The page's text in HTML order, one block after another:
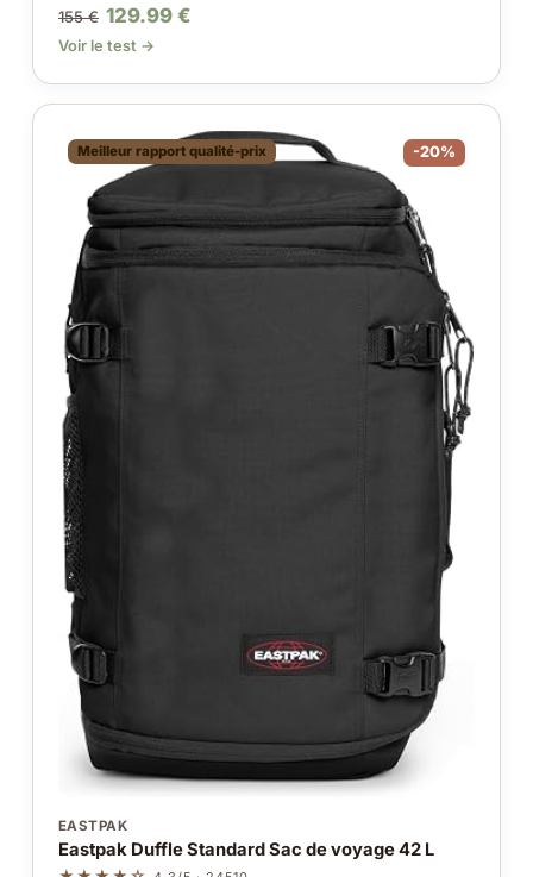
155 € 129.99 €
Voir le test →
Meilleur rapport qualité-prix -20%
EASTPAK
Eastpak Duffle Standard Sac de voyage 42 L